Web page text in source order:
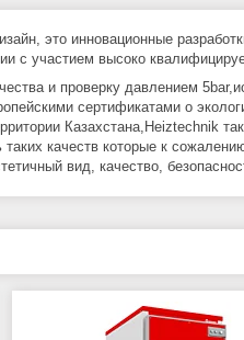
это инновационные
с участием высоко
и проверку давлением
сертификатами о
Казахстана,Heiztechnik
качеств которые к
вид, качество,